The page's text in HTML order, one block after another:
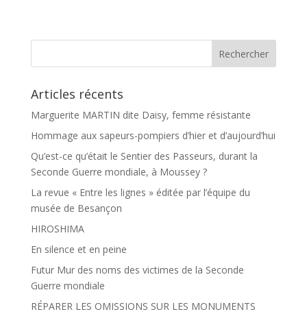
o e
Articles récents
Marguerite MARTIN dite Daisy, femme résistante
Hommage aux sapeurs-pompiers d’hier et d’aujourd’hui
Qu’est-ce qu’était le Sentier des Passeurs, durant la
Seconde Guerre mondiale, à Moussey ?
La revue « Entre les lignes » éditée par l’équipe du
musée de Besançon
HIROSHIMA
En silence et en peine
Futur Mur des noms des victimes de la Seconde
Guerre mondiale
RÉPARER LES OMISSIONS SUR LES MONUMENTS